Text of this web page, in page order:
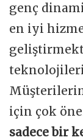
genç
en iyi
için çok
sadece bir